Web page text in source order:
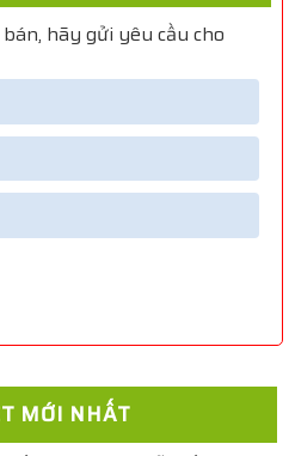
hãy gửi yêu cầu cho
MỚI NHẤT